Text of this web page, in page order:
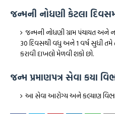
જન્મની નોધણી કેટલા
જન્મની નોધણી ગ્રામ પંચાયત અને
30 દિવસથી વધુ અને 1 વર્ષ સુધી તમે
કરાવી દાખલો મેળવી શકો છો.
જન્મ પ્રમાણપત્ર સેવા કયા
આ સેવા આરોગ્ય અને કલ્યાણ